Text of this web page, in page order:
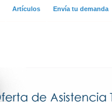
Artículos Envía tu demanda